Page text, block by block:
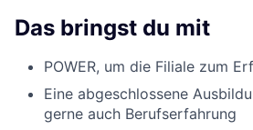
Das bringst du mit
POWER, um die Filiale zum
Eine abgeschlossene
gerne auch Berufserfahrung